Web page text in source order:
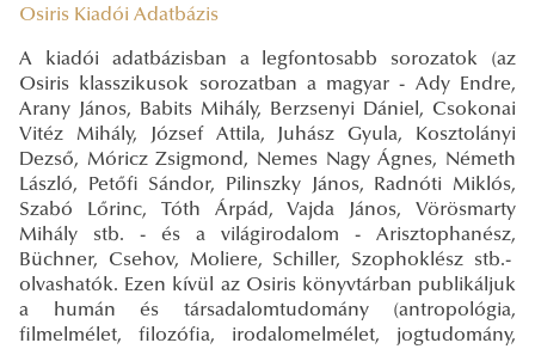
Osiris Kiadói Adatbázis
A kiadói adatbázisban a legfontosabb sorozatok (az
Osiris klasszikusok sorozatban a magyar - Ady Endre,
Arany János, Babits Mihály, Berzsenyi Dániel, Csokonai
Vitéz Mihály, József Attila, Juhász Gyula, Kosztolányi
Dezső, Móricz Zsigmond, Nemes Nagy Ágnes, Németh
László, Petőfi Sándor, Pilinszky János, Radnóti Miklós,
Szabó Lőrinc, Tóth Árpád, Vajda János, Vörösmarty
Mihály stb. - és a világirodalom - Arisztophanész,
Büchner, Csehov, Moliere, Schiller, Szophoklész stb.-
olvashatók. Ezen kívül az Osiris könyvtárban publikáljuk
a humán és társadalomtudomány (antropológia,
filmelmélet, filozófia, irodalomelmélet, jogtudomány,